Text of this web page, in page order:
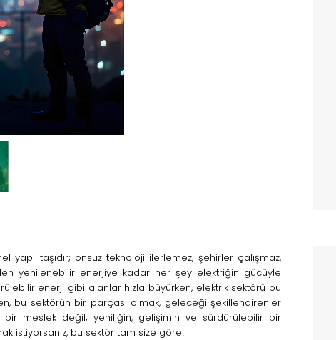
yapı taşıdır; onsuz teknoloji ilerlemez, şehirler çalışmaz,
yenilenebilir enerjiye kadar her şey elektriğin gücüyle
enerji gibi alanlar hızla büyürken, elektrik sektörü bu
bu sektörün bir parçası olmak, geleceği şekillendirenler
meslek değil; yeniliğin, gelişimin ve sürdürülebilir bir
istiyorsanız, bu sektör tam size göre!